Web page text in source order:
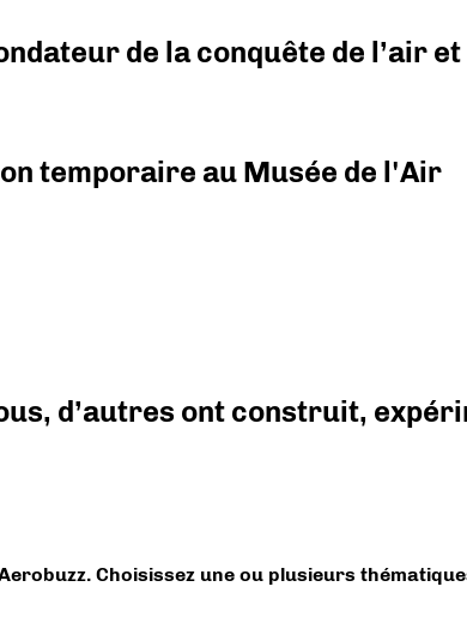
de la conquête de l’air et
temporaire au Musée de l'Air
d’autres ont construit,
Choisissez une ou plusieurs